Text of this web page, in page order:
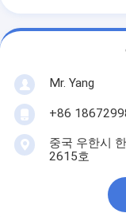
Mr. Yang
+86
중국 우한시
2615호